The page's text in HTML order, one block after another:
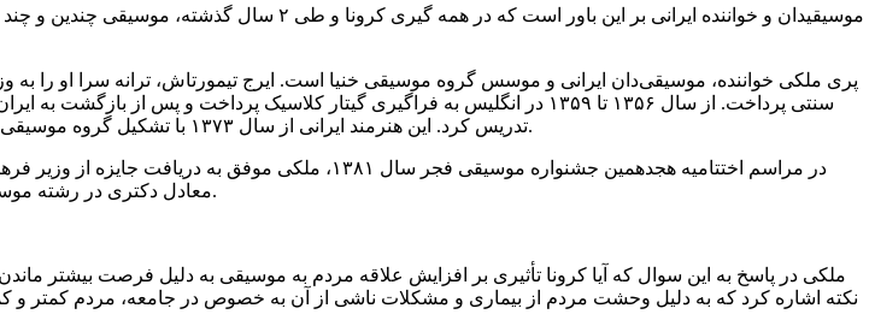
موسیقیدان و خواننده ایرانی بر این باور است که
پری ملکی خواننده، موسیقی‌دان ایرانی و موسس گروه موسیقی خنیا است. ایرج تیمورتاش، ترانه سرا او را
تدریس کرد. این هنرمند ایرانی از سال ۱۳۷۳ با تشکیل گروه موسیقی «خنیا» به اجرای کنسرت‌هایی برای بانوان و سپس به صورت همخوانی برای عموم پرداخته است.
معادل دکتری در رشته موسیقی گرایش آواز ایرانی از شورای ارزشیابی هنرمندان، نویسندگان و شاعران کشور دریافت کرد.
ملکی در پاسخ به این سوال که آیا کرونا تأثیری بر افزایش علاقه مردم به موسیقی به دلیل فرصت بیشتر
نکته اشاره کرد که به دلیل وحشت مردم از بیماری و مشکلات ناشی از آن به خصوص در جامعه، مردم کمتر و